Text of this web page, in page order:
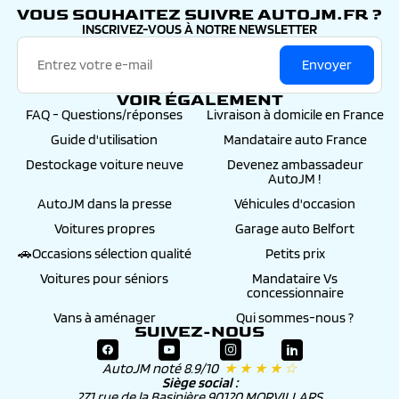
VOUS SOUHAITEZ SUIVRE AUTOJM.FR ?
INSCRIVEZ-VOUS À NOTRE NEWSLETTER
Envoyer
VOIR ÉGALEMENT
FAQ - Questions/réponses
Livraison à domicile en France
Guide d'utilisation
Mandataire auto France
Destockage voiture neuve
Devenez ambassadeur
AutoJM !
AutoJM dans la presse
Véhicules d'occasion
Voitures propres
Garage auto Belfort
🚗Occasions sélection qualité
Petits prix
Voitures pour séniors
Mandataire Vs
concessionnaire
Vans à aménager
Qui sommes-nous ?
SUIVEZ-NOUS
AutoJM noté 8.9/10 ★ ★ ★ ★ ☆
Siège social :